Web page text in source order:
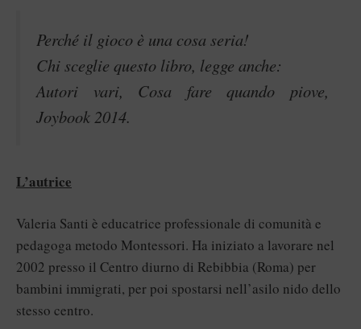
Perché il gioco è una cosa seria!
Chi sceglie questo libro, legge anche:
Autori vari, Cosa fare quando piove,
Joybook 2014.
L’autrice
Valeria Santi è educatrice professionale di comunità e
pedagoga metodo Montessori. Ha iniziato a lavorare nel
2002 presso il Centro diurno di Rebibbia (Roma) per
bambini immigrati, per poi spostarsi nell’asilo nido dello
stesso centro.